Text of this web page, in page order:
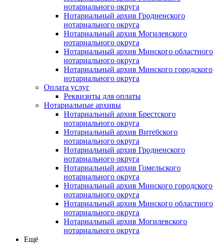
нотариального округа
Нотариальный архив Гродненского
нотариального округа
Нотариальный архив Могилевского
нотариального округа
Нотариальный архив Минского областного
нотариального округа
Нотариальный архив Минского городского
нотариального округа
Оплата услуг
Реквизиты для оплаты
Нотариальные архивы
Нотариальный архив Брестского
нотариального округа
Нотариальный архив Витебского
нотариального округа
Нотариальный архив Гродненского
нотариального округа
Нотариальный архив Гомельского
нотариального округа
Нотариальный архив Минского городского
нотариального округа
Нотариальный архив Минского областного
нотариального округа
Нотариальный архив Могилевского
нотариального округа
Ещё